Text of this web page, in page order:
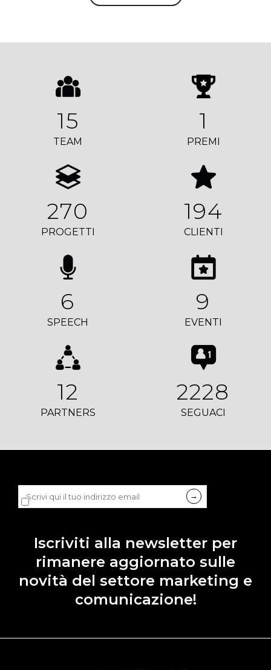
15
TEAM
1
PREMI
270
PROGETTI
194
CLIENTI
6
SPEECH
9
EVENTI
12
PARTNERS
2228
SEGUACI
Dichiaro di accettare laprivacy policy
Iscriviti alla newsletter per
rimanere aggiornato sulle
novità del settore marketing e
comunicazione!